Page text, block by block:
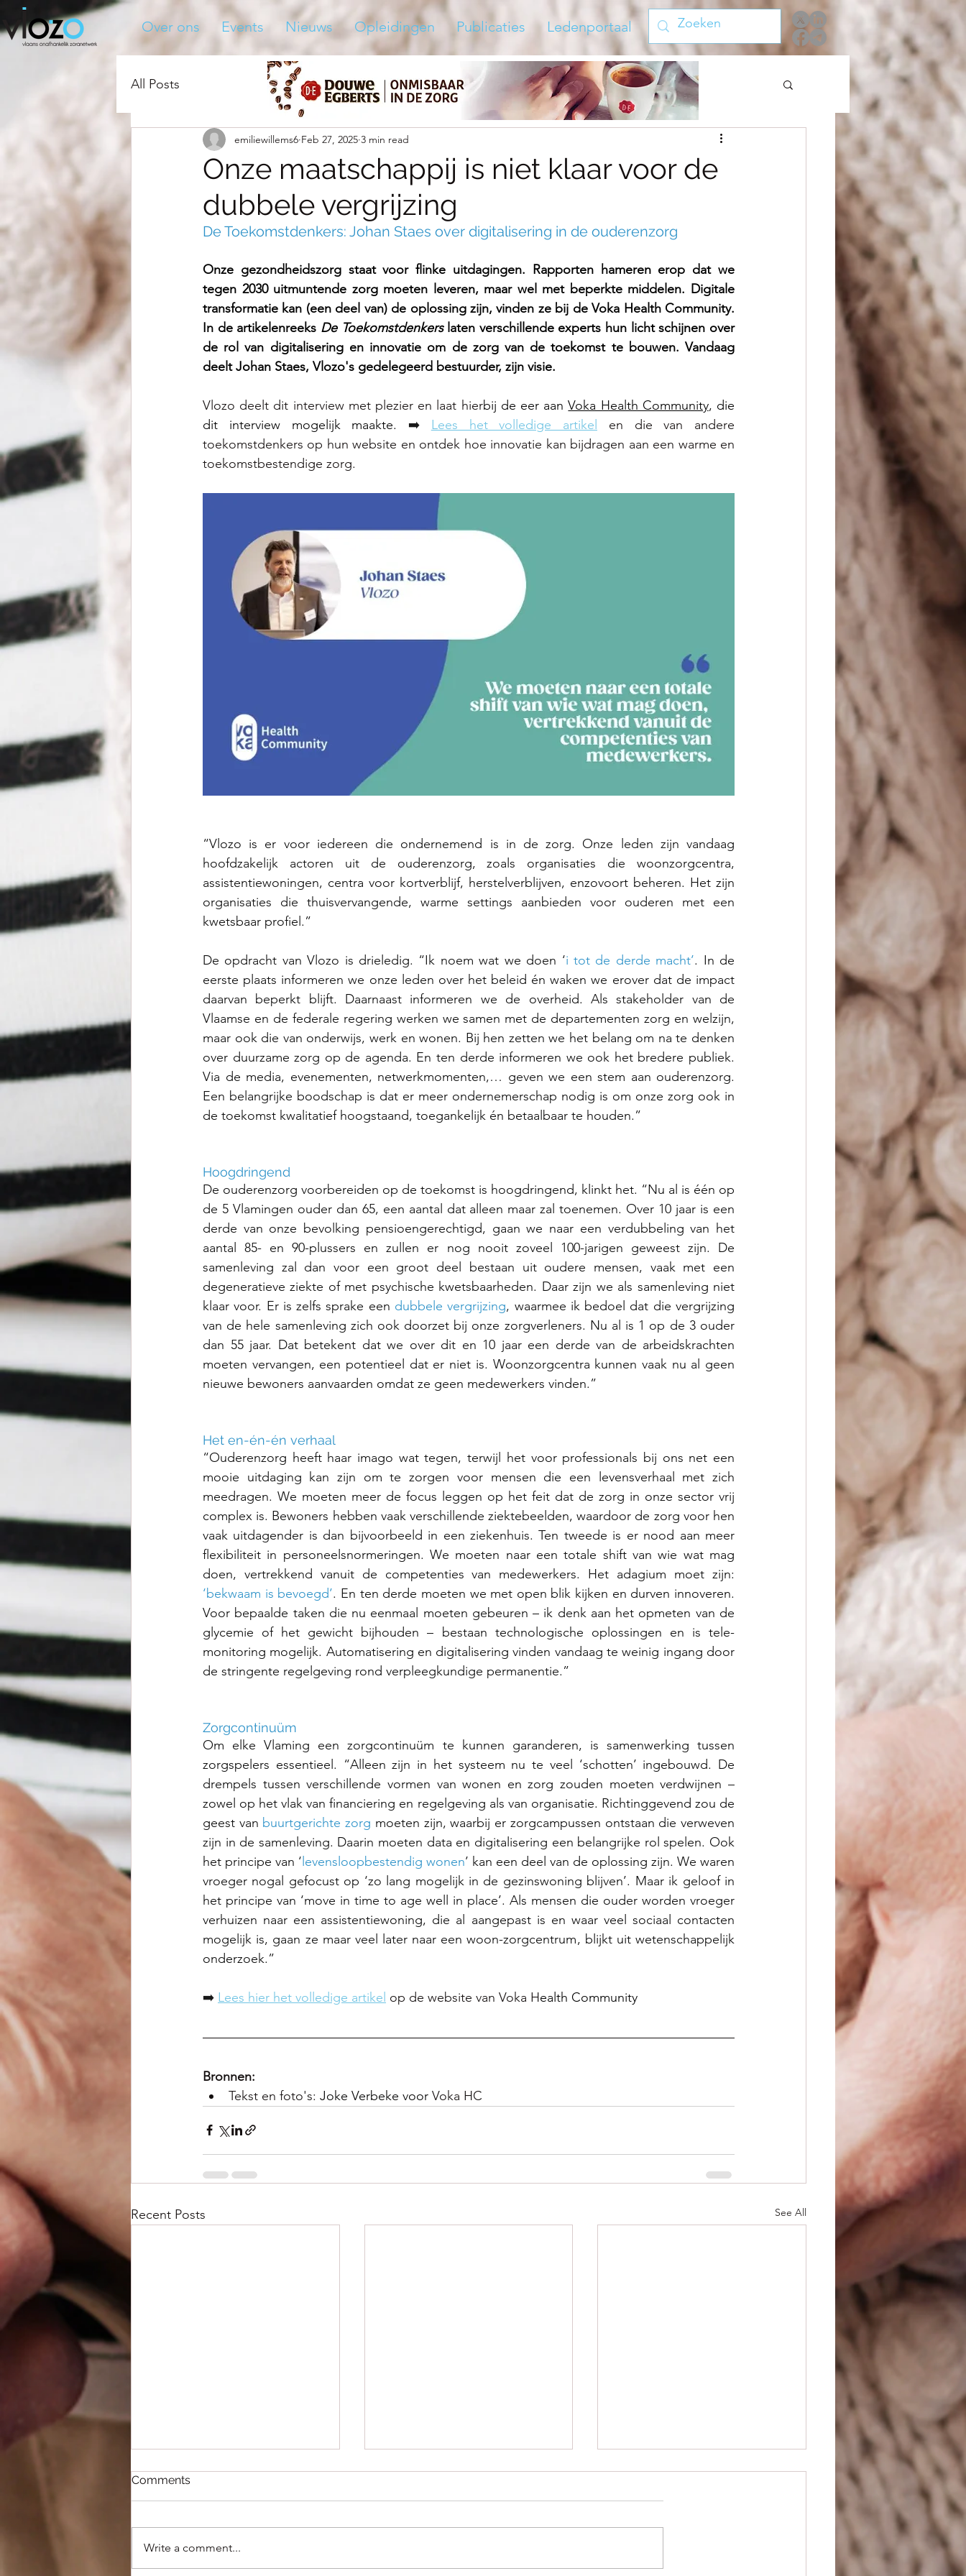
Over ons Events Nieuws Opleidingen Publicaties Ledenportaal
All Posts
Onze maatschappij is niet klaar voor de
dubbele vergrijzing
emiliewillems6 Feb 27, 2025 3 min read
De Toekomstdenkers: Johan Staes over digitalisering in de ouderenzorg
Onze gezondheidszorg staat voor flinke uitdagingen. Rapporten hameren erop dat we
tegen 2030 uitmuntende zorg moeten leveren, maar wel met beperkte middelen. Digitale
transformatie kan (een deel van) de oplossing zijn, vinden ze bij de Voka Health Community.
In de artikelenreeks De Toekomstdenkers laten verschillende experts hun licht schijnen over
de rol van digitalisering en innovatie om de zorg van de toekomst te bouwen. Vandaag
deelt Johan Staes, Vlozo's gedelegeerd bestuurder, zijn visie.
Vlozo deelt dit interview met plezier en laat hierbij de eer aan Voka Health Community, die
dit interview mogelijk maakte. ➡️ Lees het volledige artikel
en die van andere
toekomstdenkers op hun website en ontdek hoe innovatie kan bijdragen aan een warme en
toekomstbestendige zorg.
“Vlozo is er voor iedereen die ondernemend is in de zorg. Onze leden zijn vandaag
hoofdzakelijk actoren uit de ouderenzorg, zoals organisaties die woonzorgcentra,
assistentiewoningen, centra voor kortverblijf, herstelverblijven, enzovoort beheren. Het zijn
organisaties die thuisvervangende, warme settings aanbieden voor ouderen met een
kwetsbaar profiel.”
De opdracht van Vlozo is drieledig. “Ik noem wat we doen ‘i tot de derde macht’. In de
eerste plaats informeren we onze leden over het beleid én waken we erover dat de impact
daarvan beperkt blijft. Daarnaast informeren we de overheid. Als stakeholder van de
Vlaamse en de federale regering werken we samen met de departementen zorg en welzijn,
maar ook die van onderwijs, werk en wonen. Bij hen zetten we het belang om na te denken
over duurzame zorg op de agenda. En ten derde informeren we ook het bredere publiek.
Via de media, evenementen, netwerkmomenten,… geven we een stem aan ouderenzorg.
Een belangrijke boodschap is dat er meer ondernemerschap nodig is om onze zorg ook in
de toekomst kwalitatief hoogstaand, toegankelijk én betaalbaar te houden.”
Hoogdringend
De ouderenzorg voorbereiden op de toekomst is hoogdringend, klinkt het. “Nu al is één op
de 5 Vlamingen ouder dan 65, een aantal dat alleen maar zal toenemen. Over 10 jaar is een
derde van onze bevolking pensioengerechtigd, gaan we naar een verdubbeling van het
aantal 85- en 90-plussers en zullen er nog nooit zoveel 100-jarigen geweest zijn. De
samenleving zal dan voor een groot deel bestaan uit oudere mensen, vaak met een
degeneratieve ziekte of met psychische kwetsbaarheden. Daar zijn we als samenleving niet
klaar voor. Er is zelfs sprake een dubbele vergrijzing, waarmee ik bedoel dat die vergrijzing
van de hele samenleving zich ook doorzet bij onze zorgverleners. Nu al is 1 op de 3 ouder
dan 55 jaar. Dat betekent dat we over dit en 10 jaar een derde van de arbeidskrachten
moeten vervangen, een potentieel dat er niet is. Woonzorgcentra kunnen vaak nu al geen
nieuwe bewoners aanvaarden omdat ze geen medewerkers vinden.”
Het en-én-én verhaal
“Ouderenzorg heeft haar imago wat tegen, terwijl het voor professionals bij ons net een
mooie uitdaging kan zijn om te zorgen voor mensen die een levensverhaal met zich
meedragen. We moeten meer de focus leggen op het feit dat de zorg in onze sector vrij
complex is. Bewoners hebben vaak verschillende ziektebeelden, waardoor de zorg voor hen
vaak uitdagender is dan bijvoorbeeld in een ziekenhuis. Ten tweede is er nood aan meer
flexibiliteit in personeelsnormeringen. We moeten naar een totale shift van wie wat mag
‘bekwaam is bevoegd’. En ten derde moeten we met open blik kijken en durven innoveren.
Voor bepaalde taken die nu eenmaal moeten gebeuren – ik denk aan het opmeten van de
glycemie of het gewicht bijhouden – bestaan technologische oplossingen en is tele-
monitoring mogelijk. Automatisering en digitalisering vinden vandaag te weinig ingang door
de stringente regelgeving rond verpleegkundige permanentie.”
Zorgcontinuüm
Om elke Vlaming een zorgcontinuüm te kunnen garanderen, is samenwerking tussen
zorgspelers essentieel. “Alleen zijn in het systeem nu te veel ‘schotten’ ingebouwd. De
drempels tussen verschillende vormen van wonen en zorg zouden moeten verdwijnen –
zowel op het vlak van financiering en regelgeving als van organisatie. Richtinggevend zou de
geest van buurtgerichte zorg moeten zijn, waarbij er zorgcampussen ontstaan die verweven
zijn in de samenleving. Daarin moeten data en digitalisering een belangrijke rol spelen. Ook
het principe van ‘levensloopbestendig wonen’ kan een deel van de oplossing zijn. We waren
vroeger nogal gefocust op ‘zo lang mogelijk in de gezinswoning blijven’. Maar ik geloof in
het principe van ‘move in time to age well in place’. Als mensen die ouder worden vroeger
verhuizen naar een assistentiewoning, die al aangepast is en waar veel sociaal contacten
mogelijk is, gaan ze maar veel later naar een woon-zorgcentrum, blijkt uit wetenschappelijk
onderzoek.”
➡️ Lees hier het volledige artikel op de website van Voka Health Community
Bronnen:
Tekst en foto's: Joke Verbeke voor Voka HC
Recent Posts See All
Comments
Write a comment...